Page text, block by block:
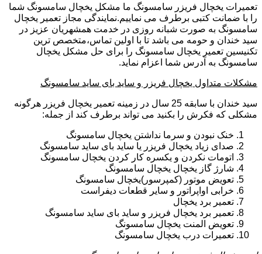
تعمیرات یخچال فریزر سامسونگ ما مشکل یخچال سامسونگ شما
را با ضمانت کتبی برطرف می نماییم.نمایندگی مجاز تعمیر یخچال
سامسونگ به صورت شبانه روزی در خدمت همشهریان عزیز در
سید خندان و حومه می باشد تا با اولین تماس،متخصص ترین
تکنیسین تعمیر یخچال سامسونگ را برای حل مشکل یخچال
سامسونگ به آدرس شما اعزام نماید.
مشکلات متداول یخچال فریزر و ساید بای ساید سامسونگ
سید خندان با سابقه 25 سال در زمینه تعمیر یخچال فریزر هرگونه
مشکلی که فکرش را بکنید می تواند برطرف کند از جمله:
خنک نبودن و سرما نداشتن یخچال سامسونگ
صدای زیاد یخچال فریزر یا ساید بای ساید سامسونگ
اتومات نکردن و یکسره کار کردن یخچال سامسونگ
شارژ گاز یخچال یخچال سامسونگ
تعویض موتور (کمپرسور)یخچال سامسونگ
خرابی اواپراتور و سایر قطعات دیفراست
تعمیر برد یخچال
تعمیر برد یخچال فریزر و ساید بای ساید سامسونگ
تعویض المنت یخچال سامسونگ
تعمیرات درب یخچال سامسونگ